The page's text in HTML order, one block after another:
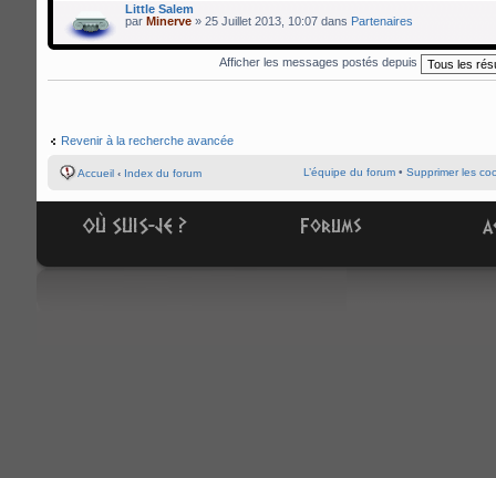
Little Salem
par Minerve » 25 Juillet 2013, 10:07 dans Partenaires
Afficher les messages postés depuis
Revenir à la recherche avancée
Accueil ‹ Index du forum L’équipe du forum • Supprimer les
OÙ SUIS-JE ? Forums